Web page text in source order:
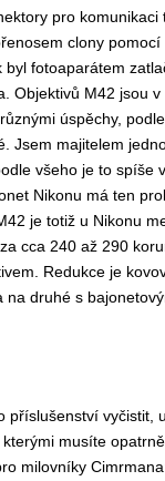
pro
clony
fotoaparátem
Objektivů M42 jsou
úspěchy,
Jsem majitelem
všeho je to spíše
Nikonu má ten
je totiž u Nikonu
cca 240 až 290
Redukce je
druhé s
vyčistit,
musíte
milovníky